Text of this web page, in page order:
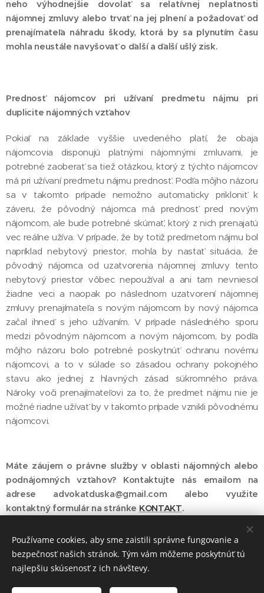
neho výhodnejšie dovolať sa relatívnej neplatnosti
nájomnej zmluvy alebo trvať na jej plnení a požadovať od
prenajímateľa náhradu škody, ktorá by sa plynutím času
mohla neustále navyšovať o ďalší a ďalší ušlý zisk.
Prednosť nájomcov pri užívaní predmetu nájmu pri
duplicite nájomných vzťahov
Pokiaľ na základe vyššie uvedeného platí, že obaja
nájomcovia disponujú platnými nájomnými zmluvami, je
potrebné zaoberať sa tiež otázkou, ktorý z týchto nájomcov
má pri užívaní predmetu nájmu prednosť. Podľa môjho názoru
sa v takomto prípade nemožno automaticky prikloniť k
záveru, že pôvodný nájomca má prednosť pred novým
nájomcom, ale bude potrebné skúmať, ktorý z nich prenajatú
vec reálne užíva. V prípade, že by totiž predmetom nájmu bol
napríklad nebytový priestor, mohla by nastať situácia, že
pôvodný nájomca od uzatvorenia nájomnej zmluvy tento
nebytový priestor vôbec nepoužíval a ani tam nevniesol
žiadne veci a naopak po následnom uzatvorení nájomnej
zmluvy prenajímateľa s novým nájomcom by nový nájomca
začal ihneď s jeho užívaním. V prípade následného sporu
medzi pôvodným nájomcom a novým nájomcom, by podľa
môjho názoru bolo potrebné poskytnúť ochranu novému
nájomcovi, a to v súlade so zásadou ochrany pokojného
stavu ako jednej z hlavných zásad súkromného práva.
Nároky voči prenajímateľovi za to, že predmet nájmu nie je
možné riadne užívať by v takomto prípade vznikli pôvodnému
nájomcovi.
Máte záujem o právne služby v oblasti nájomných alebo
podnájomných vzťahov? Kontaktujte nás emailom na
adrese advokatduska@gmail.comalebo využite
kontaktný formulár na stránke KONTAKT.
mestská časť Staré Mesto
Používame cookies, aby sme zaistili správne fungovanie a
bezpečnosť našich stránok. Tým vám môžeme poskytnúť tú
najlepšiu skúsenosť z ich návštevy.